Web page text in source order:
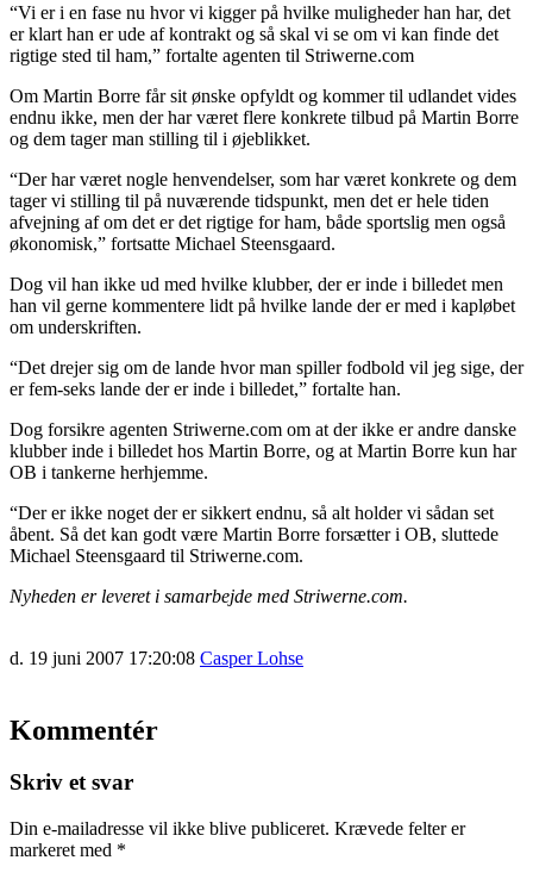
“Vi er i en fase nu hvor vi kigger på hvilke muligheder han har, det
er klart han er ude af kontrakt og så skal vi se om vi kan finde det
rigtige sted til ham,” fortalte agenten til Striwerne.com
Om Martin Borre får sit ønske opfyldt og kommer til udlandet vides
endnu ikke, men der har været flere konkrete tilbud på Martin Borre
og dem tager man stilling til i øjeblikket.
“Der har været nogle henvendelser, som har været konkrete og dem
tager vi stilling til på nuværende tidspunkt, men det er hele tiden
afvejning af om det er det rigtige for ham, både sportslig men også
økonomisk,” fortsatte Michael Steensgaard.
Dog vil han ikke ud med hvilke klubber, der er inde i billedet men
han vil gerne kommentere lidt på hvilke lande der er med i kapløbet
om underskriften.
“Det drejer sig om de lande hvor man spiller fodbold vil jeg sige, der
er fem-seks lande der er inde i billedet,” fortalte han.
Dog forsikre agenten Striwerne.com om at der ikke er andre danske
klubber inde i billedet hos Martin Borre, og at Martin Borre kun har
OB i tankerne herhjemme.
“Der er ikke noget der er sikkert endnu, så alt holder vi sådan set
åbent. Så det kan godt være Martin Borre forsætter i OB, sluttede
Michael Steensgaard til Striwerne.com.
Nyheden er leveret i samarbejde med Striwerne.com.
d. 19 juni 2007 17:20:08 Casper Lohse
Kommentér
Skriv et svar
Din e-mailadresse vil ikke blive publiceret. Krævede felter er
markeret med *